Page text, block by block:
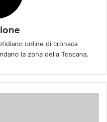
online di cronaca
la zona della Toscana.